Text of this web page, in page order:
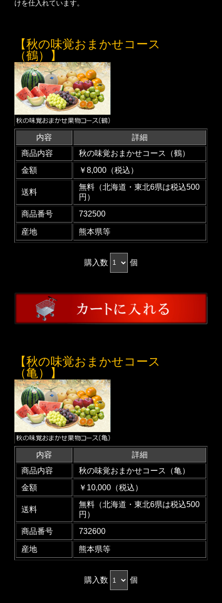
けを仕入れています。
【秋の味覚おまかせコース
（鶴）】
内容
詳細
商品内容
秋の味覚おまかせコース（鶴）
金額
￥8,000（税込）
送料
無料（北海道・東北6県は税込500
円）
商品番号
732500
産地 熊本県等
購入数 個
【秋の味覚おまかせコース
（亀）】
内容
詳細
商品内容
秋の味覚おまかせコース（亀）
金額
￥10,000（税込）
送料
無料（北海道・東北6県は税込500
円）
商品番号
732600
産地 熊本県等
購入数 個